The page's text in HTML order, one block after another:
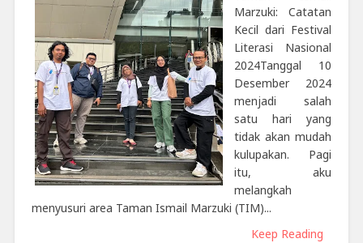
Marzuki: Catatan
Kecil dari Festival
Literasi Nasional
2024Tanggal 10
Desember 2024
menjadi salah
satu hari yang
tidak akan mudah
kulupakan. Pagi
itu, aku
melangkah
menyusuri area Taman Ismail Marzuki (TIM)...
Keep Reading